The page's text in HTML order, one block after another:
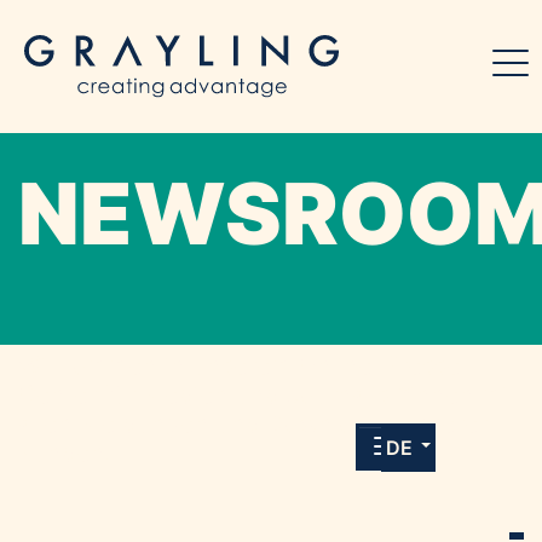
allen Meldungen und Downloads unserer
DE